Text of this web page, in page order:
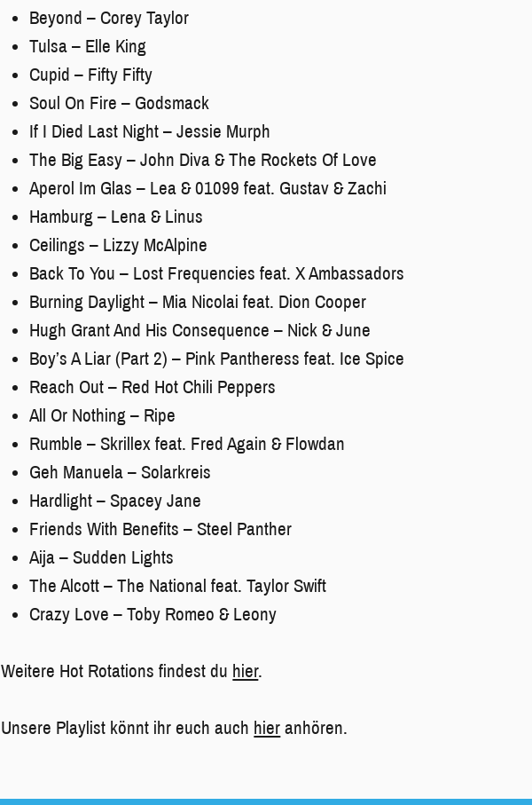
Beyond – Corey Taylor
Tulsa – Elle King
Cupid – Fifty Fifty
Soul On Fire – Godsmack
If I Died Last Night – Jessie Murph
The Big Easy – John Diva & The Rockets Of Love
Aperol Im Glas – Lea & 01099 feat. Gustav & Zachi
Hamburg – Lena & Linus
Ceilings – Lizzy McAlpine
Back To You – Lost Frequencies feat. X Ambassadors
Burning Daylight – Mia Nicolai feat. Dion Cooper
Hugh Grant And His Consequence – Nick & June
Boy’s A Liar (Part 2) – Pink Pantheress feat. Ice Spice
Reach Out – Red Hot Chili Peppers
All Or Nothing – Ripe
Rumble – Skrillex feat. Fred Again & Flowdan
Geh Manuela – Solarkreis
Hardlight – Spacey Jane
Friends With Benefits – Steel Panther
Aija – Sudden Lights
The Alcott – The National feat. Taylor Swift
Crazy Love – Toby Romeo & Leony
Weitere Hot Rotations findest du hier.
Unsere Playlist könnt ihr euch auch hier anhören.